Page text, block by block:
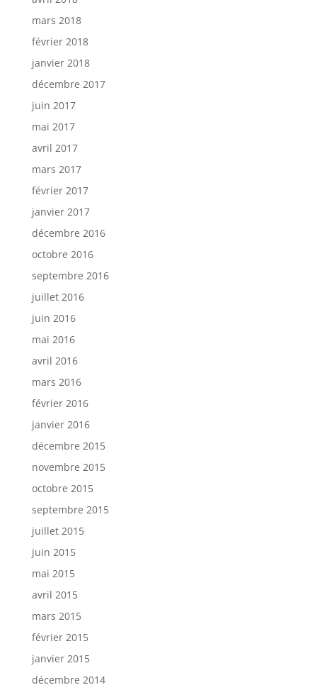
mars 2018
février 2018
janvier 2018
décembre 2017
juin 2017
mai 2017
avril 2017
mars 2017
février 2017
janvier 2017
décembre 2016
octobre 2016
septembre 2016
juillet 2016
juin 2016
mai 2016
avril 2016
mars 2016
février 2016
janvier 2016
décembre 2015
novembre 2015
octobre 2015
septembre 2015
juillet 2015
juin 2015
mai 2015
avril 2015
mars 2015
février 2015
janvier 2015
décembre 2014